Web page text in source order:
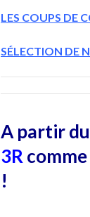
LES COUPS DE
SÉLECTION DE
A partir
3R comme
!